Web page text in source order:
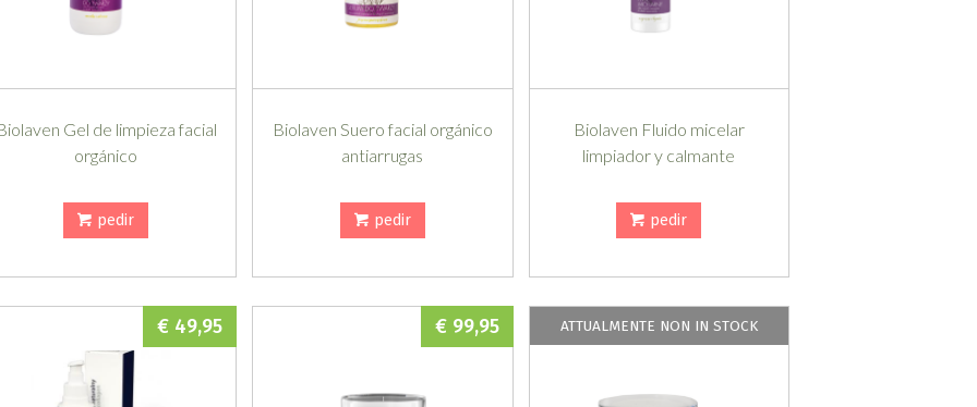
Gel de limpieza facial
orgánico
pedir
Biolaven Suero facial orgánico
antiarrugas
pedir
Biolaven Fluido micelar
limpiador y calmante
pedir
€ 49,95 € 99,95 ATTUALMENTE NON IN STOCK